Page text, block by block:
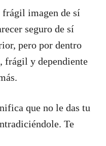
imagen de sí
seguro de sí
pero por dentro
frágil y dependiente
que no le das tu
Te